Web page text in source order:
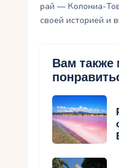
рай — Колониа-
своей историей и
Вам также